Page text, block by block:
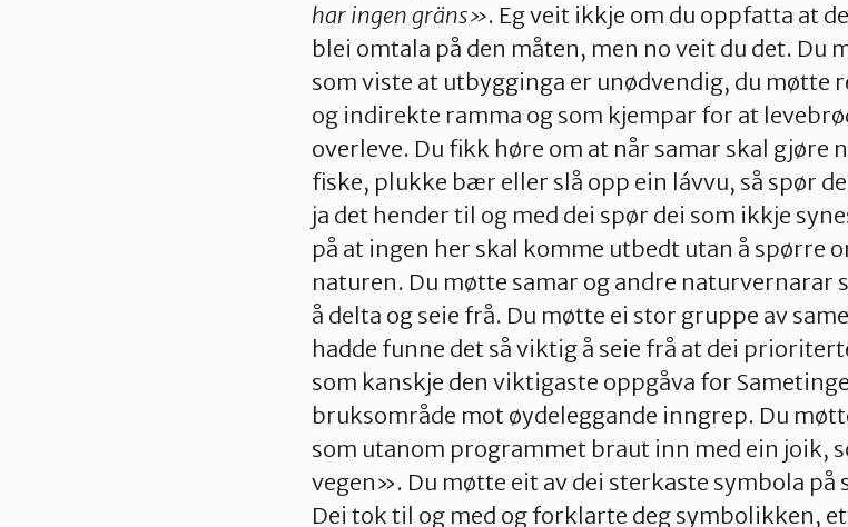
har ingen gräns». Eg veit ikkje om du oppfatta at
blei omtala på den måten, men no veit du det. Du
som viste at utbygginga er unødvendig, du
og indirekte ramma og som kjempar for at
overleve. Du fikk høre om at når samar skal gjøre
fiske, plukke bær eller slå opp ein lávvu, så spør
ja det hender til og med dei spør dei som ikkje
på at ingen her skal komme utbedt utan å spørre
naturen. Du møtte samar og andre naturvernarar
å delta og seie frå. Du møtte ei stor gruppe av
hadde funne det så viktig å seie frå at dei
som kanskje den viktigaste oppgåva for
bruksområde mot øydeleggande inngrep. Du
som utanom programmet braut inn med ein joik,
vegen». Du møtte eit av dei sterkaste symbola
Dei tok til og med og forklarte deg symbolikken,